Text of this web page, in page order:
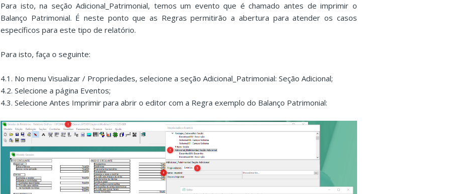
Para isto, na seção Adicional_Patrimonial, temos um evento que é chamado antes de imprimir o
Balanço Patrimonial. É neste ponto que as Regras permitirão a abertura para atender os casos
específicos para este tipo de relatório.
Para isto, faça o seguinte:
4.1. No menu Visualizar / Propriedades, selecione a seção Adicional_Patrimonial: Seção Adicional;
4.2. Selecione a página Eventos;
4.3. Selecione Antes Imprimir para abrir o editor com a Regra exemplo do Balanço Patrimonial: